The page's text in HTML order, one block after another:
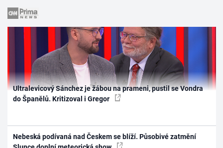
Ultralevicový Sánchez je žábou na prameni, pustil se Vondra
do Španělů. Kritizoval i Gregor
Nebeská podívaná nad Českem se blíží. Působivé zatmění